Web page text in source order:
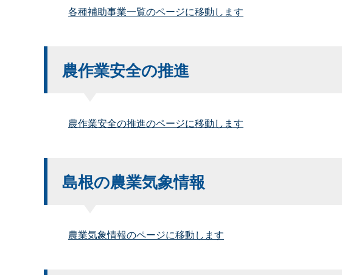
各種補助事業一覧のページに移動します
農作業安全の推進
農作業安全の推進のページに移動します
島根の農業気象情報
農業気象情報のページに移動します